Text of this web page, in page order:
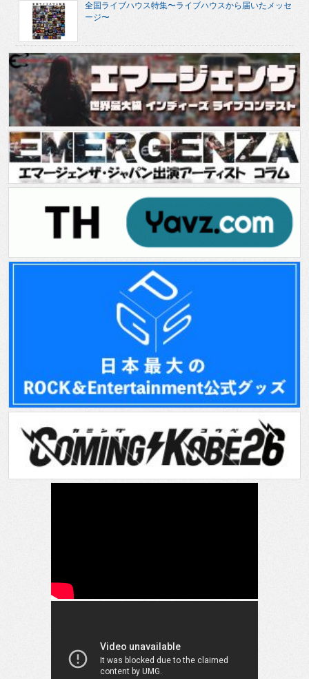
全国ライブハウス特集〜ライブハウスから届いたメッセ
ージ〜